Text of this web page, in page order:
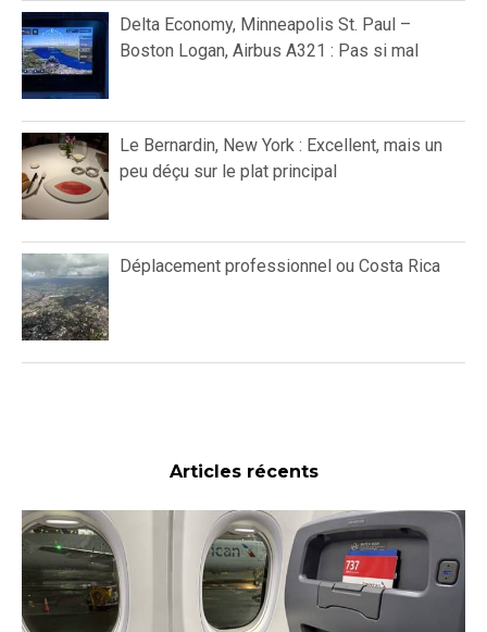
Delta Economy, Minneapolis St. Paul –
Boston Logan, Airbus A321 : Pas si mal
Le Bernardin, New York : Excellent, mais un
peu déçu sur le plat principal
Déplacement professionnel ou Costa Rica
Articles récents